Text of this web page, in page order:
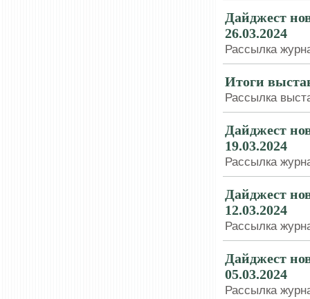
Дайджест
26.03.2024
Рассылка
Итоги
Рассылка
Дайджест
19.03.2024
Рассылка
Дайджест
12.03.2024
Рассылка
Дайджест
05.03.2024
Рассылка